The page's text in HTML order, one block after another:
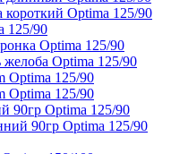
Optima 125/90
125/90
Optima 125/90
Optima 125/90
Optima 125/90
Optima 125/90
90гр Optima 125/90
90гр Optima 125/90